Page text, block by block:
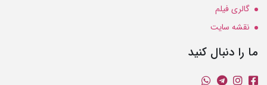
گالری فیلم
نقشه سایت
ما را دنبال کنید